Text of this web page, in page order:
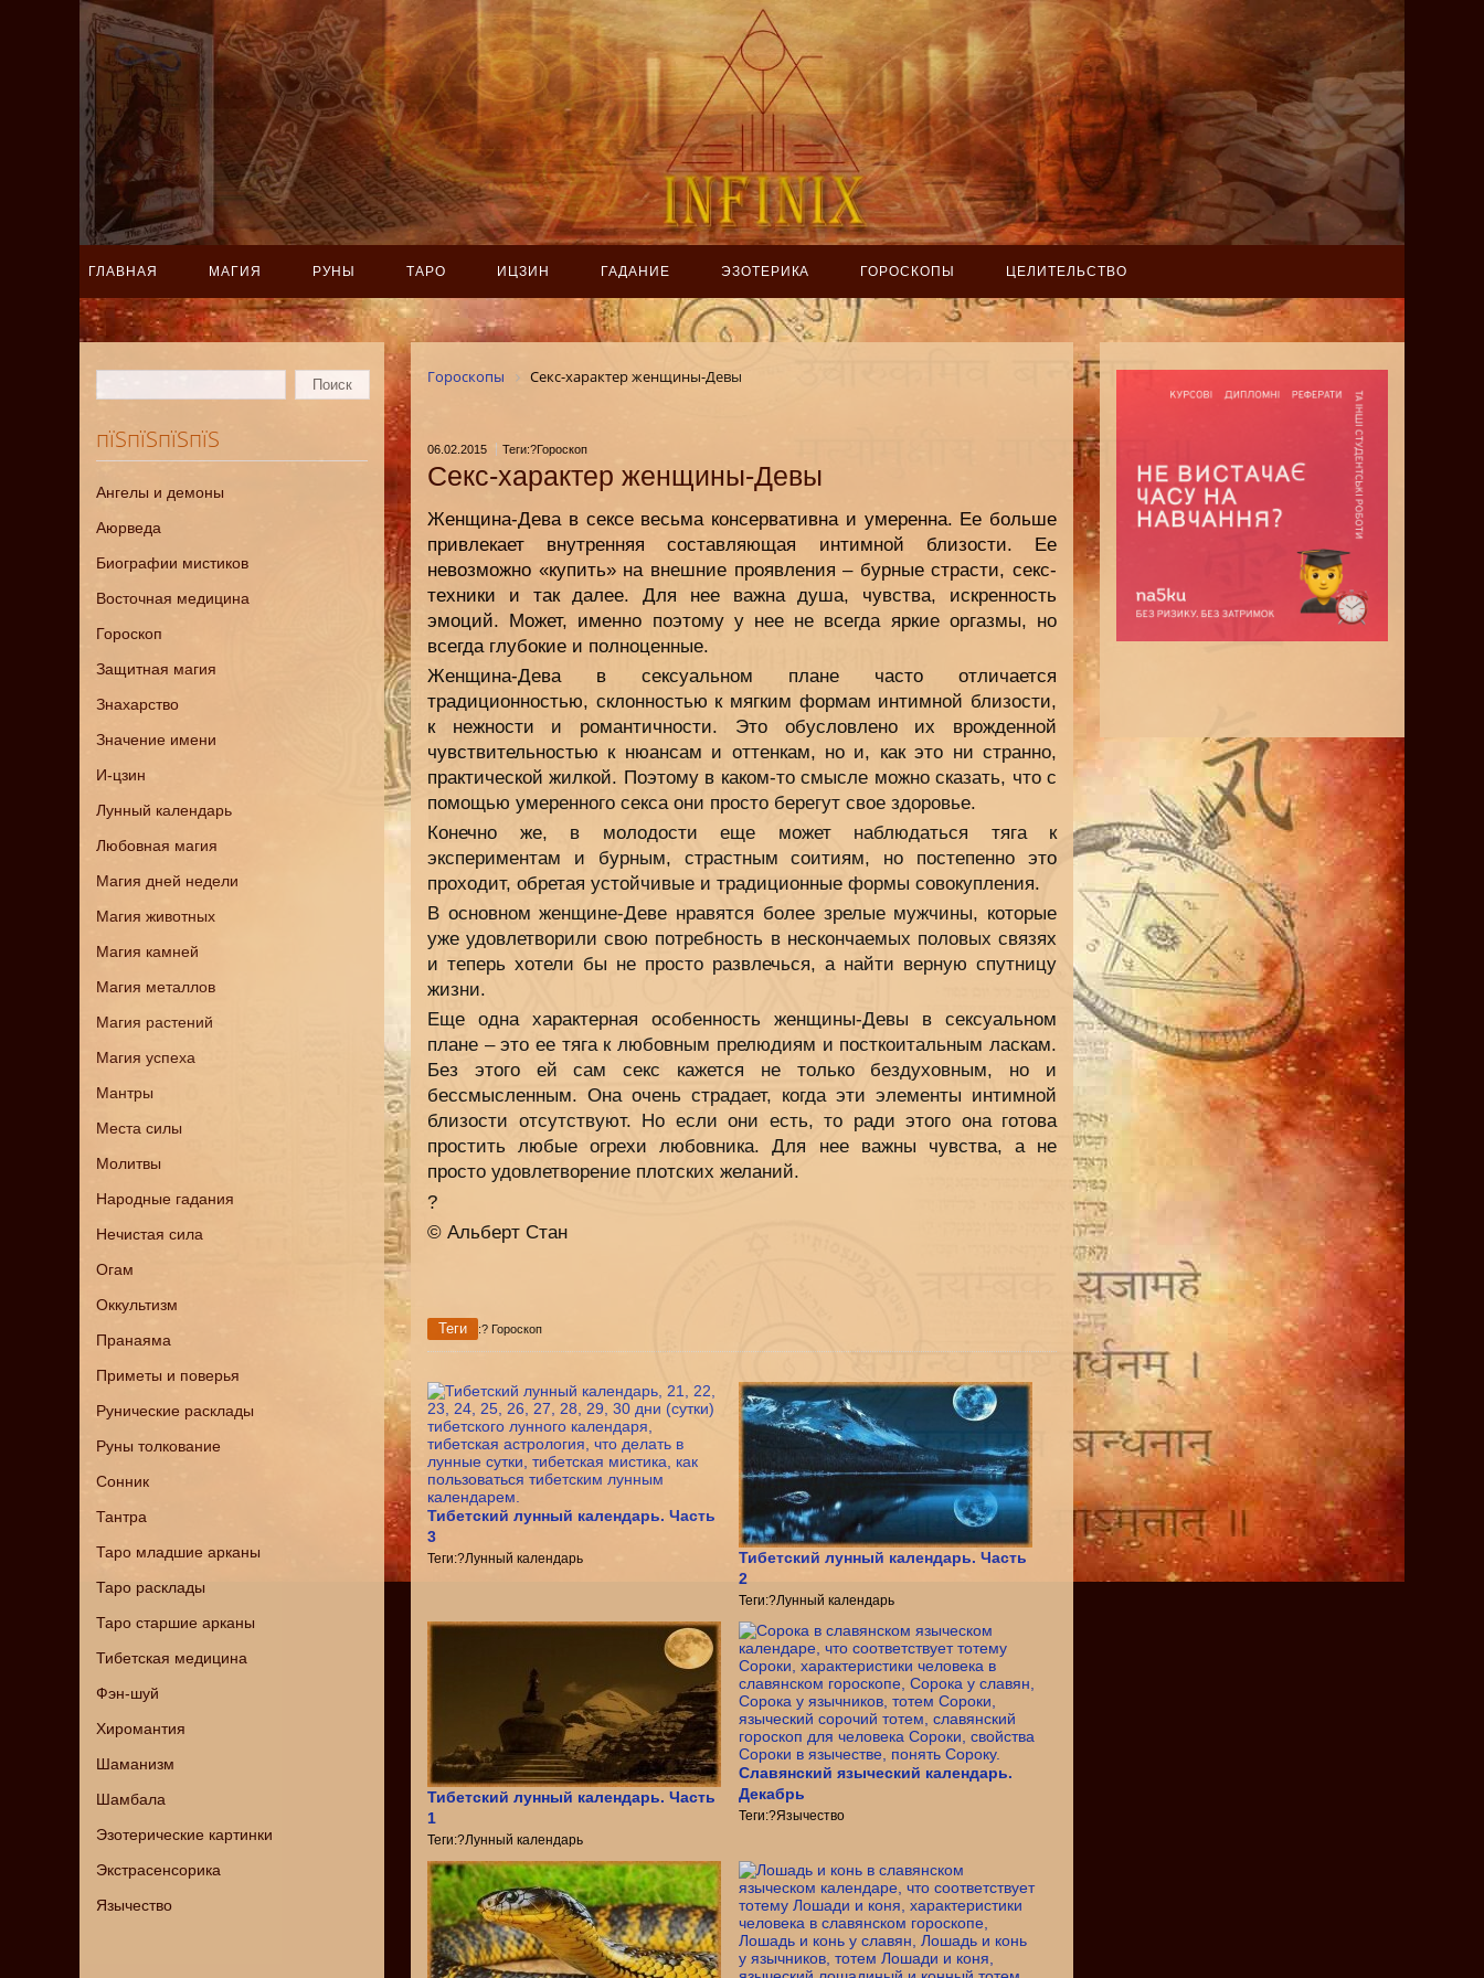
ГЛАВНАЯ МАГИЯ РУНЫ ТАРО ИЦЗИН ГАДАНИЕ ЭЗОТЕРИКА ГОРОСКОПЫ ЦЕЛИТЕЛЬСТВО
пїЅпїЅпїЅпїЅ
Ангелы и демоны
Аюрведа
Биографии мистиков
Восточная медицина
Гороскоп
Защитная магия
Знахарство
Значение имени
И-цзин
Лунный календарь
Любовная магия
Магия дней недели
Магия животных
Магия камней
Магия металлов
Магия растений
Магия успеха
Мантры
Места силы
Молитвы
Народные гадания
Нечистая сила
Огам
Оккультизм
Пранаяма
Приметы и поверья
Рунические расклады
Руны толкование
Сонник
Тантра
Таро младшие арканы
Таро расклады
Таро старшие арканы
Тибетская медицина
Фэн-шуй
Хиромантия
Шаманизм
Шамбала
Эзотерические картинки
Экстрасенсорика
Язычество
Гороскопы Секс-характер женщины-Девы
06.02.2015 Теги:?Гороскоп
Секс-характер женщины-Девы
Женщина-Дева в сексе весьма консервативна и умеренна. Ее больше
привлекает внутренняя составляющая интимной близости. Ее
невозможно «купить» на внешние проявления – бурные страсти, секс-
техники и так далее. Для нее важна душа, чувства, искренность
эмоций. Может, именно поэтому у нее не всегда яркие оргазмы, но
всегда глубокие и полноценные.
Женщина-Дева в сексуальном плане часто отличается
традиционностью, склонностью к мягким формам интимной близости,
к нежности и романтичности. Это обусловлено их врожденной
чувствительностью к нюансам и оттенкам, но и, как это ни странно,
практической жилкой. Поэтому в каком-то смысле можно сказать, что с
помощью умеренного секса они просто берегут свое здоровье.
Конечно же, в молодости еще может наблюдаться тяга к
экспериментам и бурным, страстным соитиям, но постепенно это
проходит, обретая устойчивые и традиционные формы совокупления.
В основном женщине-Деве нравятся более зрелые мужчины, которые
уже удовлетворили свою потребность в нескончаемых половых связях
и теперь хотели бы не просто развлечься, а найти верную спутницу
жизни.
Еще одна характерная особенность женщины-Девы в сексуальном
плане – это ее тяга к любовным прелюдиям и посткоитальным ласкам.
Без этого ей сам секс кажется не только бездуховным, но и
бессмысленным. Она очень страдает, когда эти элементы интимной
близости отсутствуют. Но если они есть, то ради этого она готова
простить любые огрехи любовника. Для нее важны чувства, а не
просто удовлетворение плотских желаний.
?
© Альберт Стан
Теги :? Гороскоп
Тибетский лунный календарь. Часть
3
Теги:?Лунный календарь
Тибетский лунный календарь. Часть
2
Теги:?Лунный календарь
Тибетский лунный календарь. Часть
1
Теги:?Лунный календарь
Славянский языческий календарь.
Декабрь
Теги:?Язычество